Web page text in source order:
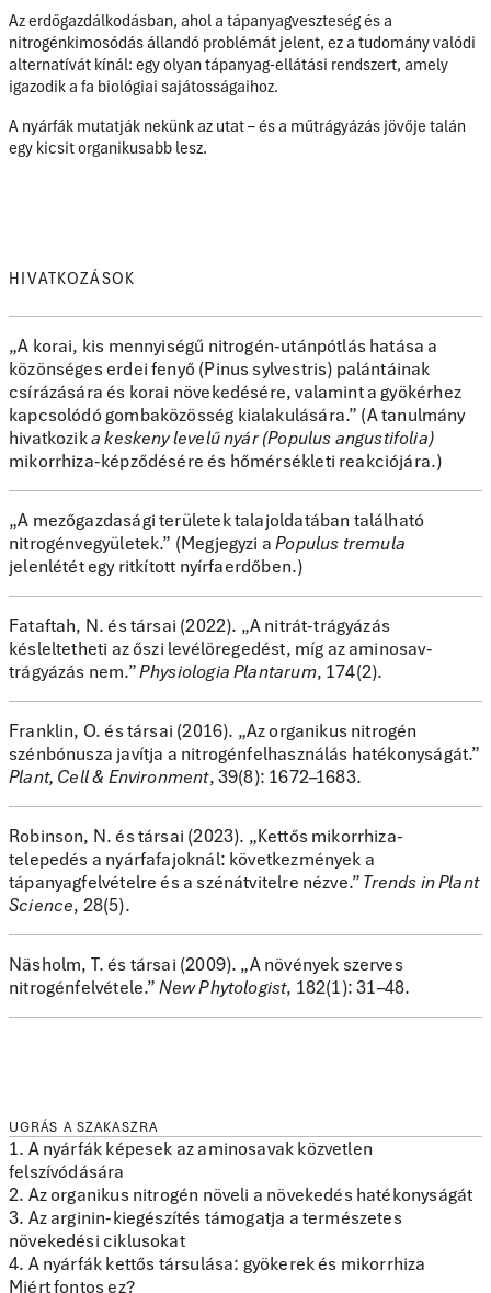
Az erdőgazdálkodásban, ahol a tápanyagveszteség és a
nitrogénkimosódás állandó problémát jelent, ez a tudomány valódi
alternatívát kínál: egy olyan tápanyag-ellátási rendszert, amely
igazodik a fa biológiai sajátosságaihoz.
A nyárfák mutatják nekünk az utat – és a műtrágyázás jövője talán
egy kicsit organikusabb lesz.
HIVATKOZÁSOK
„A korai, kis mennyiségű nitrogén-utánpótlás hatása a
közönséges erdei fenyő (Pinus sylvestris) palántáinak
csírázására és korai növekedésére, valamint a gyökérhez
kapcsolódó gombaközösség kialakulására.” (A tanulmány
hivatkozika keskeny levelű nyár (Populus angustifolia)
mikorrhiza-képződésére és hőmérsékleti reakciójára.)
„A mezőgazdasági területek talajoldatában található
nitrogénvegyületek.” (Megjegyzi aPopulus tremula
jelenlétét egy ritkított nyírfaerdőben.)
Fataftah, N. és társai (2022). „A nitrát-trágyázás
késleltetheti az őszi levélöregedést, míg az aminosav-
trágyázás nem.”Physiologia Plantarum, 174(2).
Franklin, O. és társai (2016). „Az organikus nitrogén
szénbónusza javítja a nitrogénfelhasználás hatékonyságát.”
Plant, Cell & Environment, 39(8): 1672–1683.
Robinson, N. és társai (2023). „Kettős mikorrhiza-
telepedés a nyárfafajoknál: következmények a
tápanyagfelvételre és a szénátvitelre nézve.”Trends in Plant
Science, 28(5).
Näsholm, T. és társai (2009). „A növények szerves
nitrogénfelvétele.”New Phytologist, 182(1): 31–48.
UGRÁS A SZAKASZRA
1. A nyárfák képesek az aminosavak közvetlen
felszívódására
2. Az organikus nitrogén növeli a növekedés hatékonyságát
3. Az arginin-kiegészítés támogatja a természetes
növekedési ciklusokat
4. A nyárfák kettős társulása: gyökerek és mikorrhiza
Miért fontos ez?